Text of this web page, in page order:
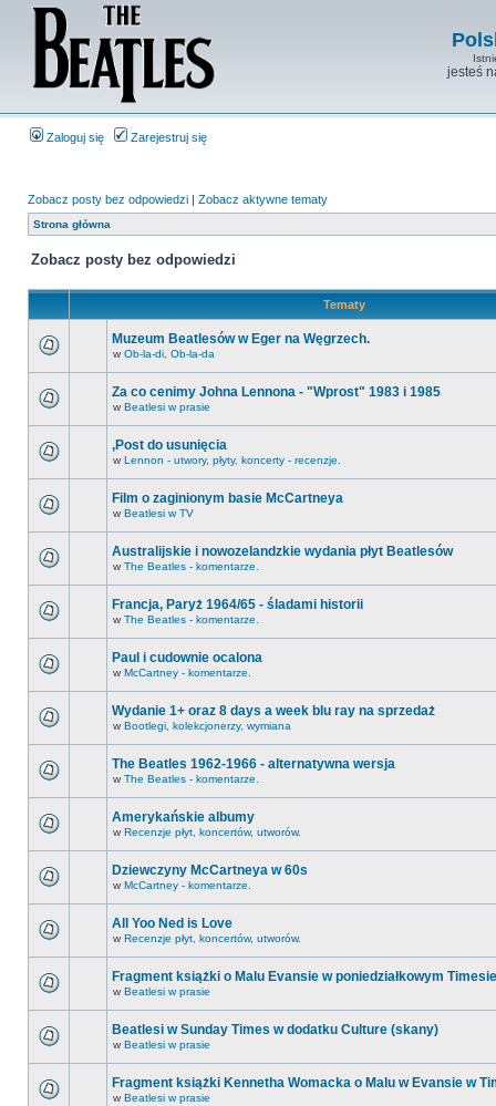
jesteś
Zaloguj się Zarejestruj się
Zobacz posty bez odpowiedzi | Zobacz aktywne tematy
Strona główna
Zobacz posty bez odpowiedzi
Tematy
Muzeum Beatlesów w Eger na Węgrzech.
w Ob-la-di, Ob-la-da
Za co cenimy Johna Lennona - "Wprost" 1983 i 1985
w Beatlesi w prasie
,Post do usunięcia
w Lennon - utwory, płyty, koncerty - recenzje.
Film o zaginionym basie McCartneya
w Beatlesi w TV
Australijskie i nowozelandzkie wydania płyt Beatlesów
w The Beatles - komentarze.
Francja, Paryż 1964/65 - śladami historii
w The Beatles - komentarze.
Paul i cudownie ocalona
w McCartney - komentarze.
Wydanie 1+ oraz 8 days a week blu ray na sprzedaż
w Bootlegi, kolekcjonerzy, wymiana
The Beatles 1962-1966 - alternatywna wersja
w The Beatles - komentarze.
Amerykańskie albumy
w Recenzje płyt, koncertów, utworów.
Dziewczyny McCartneya w 60s
w McCartney - komentarze.
All Yoo Ned is Love
w Recenzje płyt, koncertów, utworów.
Fragment książki o Malu Evansie w poniedziałkowym Timesie
w Beatlesi w prasie
Beatlesi w Sunday Times w dodatku Culture (skany)
w Beatlesi w prasie
Fragment książki Kennetha Womacka o Malu w Evansie w
w Beatlesi w prasie